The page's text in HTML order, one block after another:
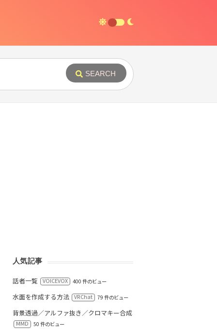
SEARCH
人気記事
話者一覧 VOICEVOX 400 件のビュー
水面を作成する方法 VRChat 79 件のビュー
背景透過／アルファ抜き／クロマキー合成
MMD 50 件のビュー